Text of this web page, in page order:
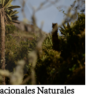
Naturales